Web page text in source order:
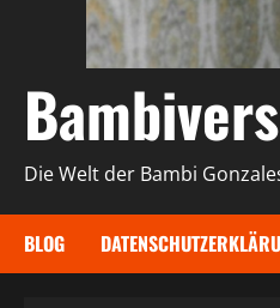
Die Welt der Bambi
BLOG